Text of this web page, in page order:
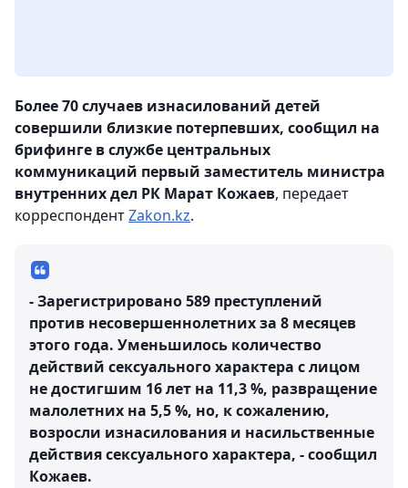
Более 70 случаев изнасилований детей
совершили близкие потерпевших, сообщил на
брифинге в службе центральных
коммуникаций первый заместитель министра
внутренних дел РК Марат Кожаев, передает
корреспондентZakon.kz.
- Зарегистрировано 589 преступлений
против несовершеннолетних за 8 месяцев
этого года. Уменьшилось количество
действий сексуального характера с лицом
не достигшим 16 лет на 11,3 %, развращение
малолетних на 5,5 %, но, к сожалению,
возросли изнасилования и насильственные
действия сексуального характера, - сообщил
Кожаев.